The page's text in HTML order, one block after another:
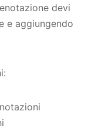
devi
e aggiungendo